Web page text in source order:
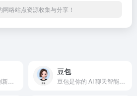
络站点资源收集与分享！
豆包